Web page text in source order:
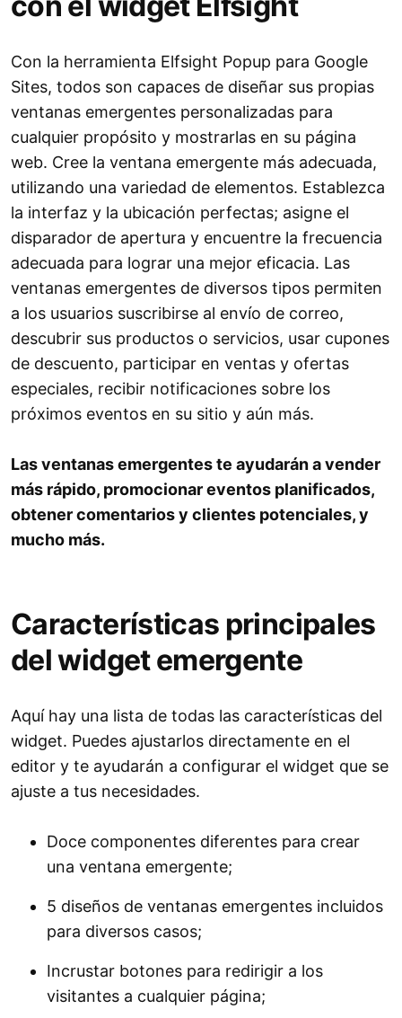
Con la herramienta Elfsight Popup para Google
Sites, todos son capaces de diseñar sus propias
ventanas emergentes personalizadas para
cualquier propósito y mostrarlas en su página
web. Cree la ventana emergente más adecuada,
utilizando una variedad de elementos. Establezca
la interfaz y la ubicación perfectas; asigne el
disparador de apertura y encuentre la frecuencia
adecuada para lograr una mejor eficacia. Las
ventanas emergentes de diversos tipos permiten
a los usuarios suscribirse al envío de correo,
descubrir sus productos o servicios, usar cupones
de descuento, participar en ventas y ofertas
especiales, recibir notificaciones sobre los
próximos eventos en su sitio y aún más.
Las ventanas emergentes te ayudarán a vender
más rápido, promocionar eventos planificados,
obtener comentarios y clientes potenciales, y
mucho más.
Características principales
del widget emergente
Aquí hay una lista de todas las características del
widget. Puedes ajustarlos directamente en el
editor y te ayudarán a configurar el widget que se
ajuste a tus necesidades.
Doce componentes diferentes para crear
una ventana emergente;
5 diseños de ventanas emergentes incluidos
para diversos casos;
Incrustar botones para redirigir a los
visitantes a cualquier página;